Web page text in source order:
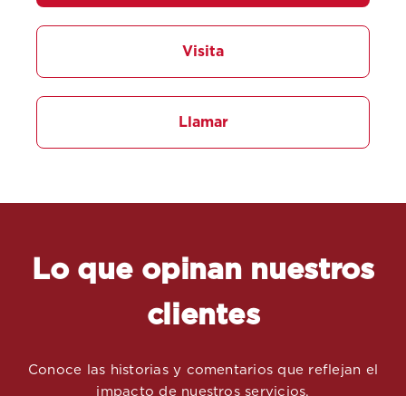
Visita
Llamar
Lo que opinan nuestros
clientes
Conoce las historias y comentarios que reflejan el
impacto de nuestros servicios.